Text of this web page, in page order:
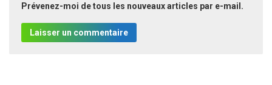
Prévenez-moi de tous les nouveaux articles par e-mail.